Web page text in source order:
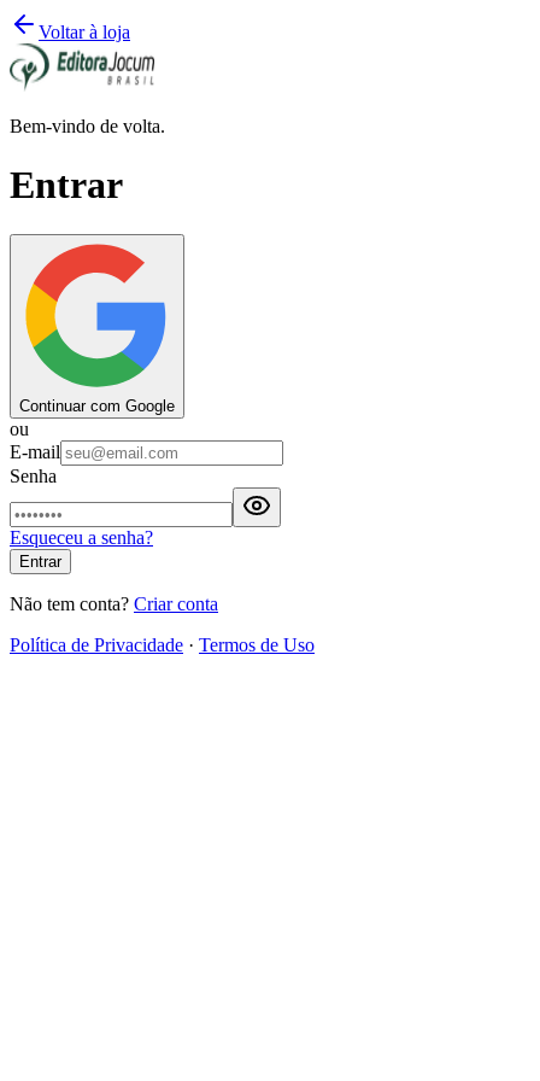
Voltar à loja
Bem-vindo de volta.
Entrar
Continuar com Google
ou
E-mail
Senha
Esqueceu a senha?
Entrar
Não tem conta? Criar conta
Política de Privacidade · Termos de Uso